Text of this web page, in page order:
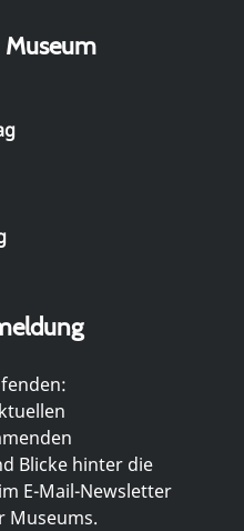
Blicke hinter die
E-Mail-Newsletter
Museums.